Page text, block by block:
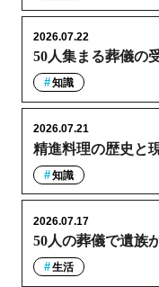
50人集まる葬儀の
2026.07.22
知識
精進料理の歴史と
2026.07.21
知識
50人の葬儀で遺族
2026.07.17
生活